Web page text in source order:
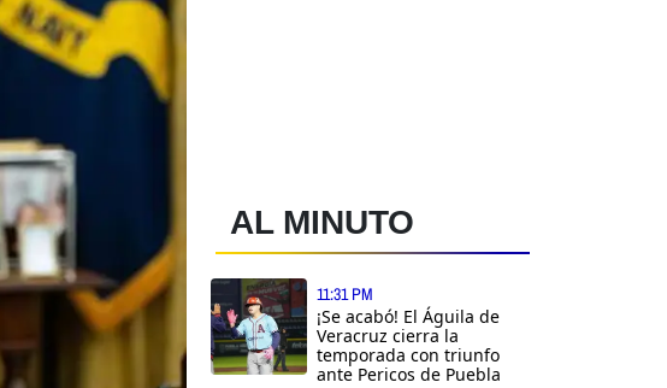
AL MINUTO
11:31 PM
¡Se acabó! El Águila de
Veracruz cierra la
temporada con triunfo
ante Pericos de Puebla